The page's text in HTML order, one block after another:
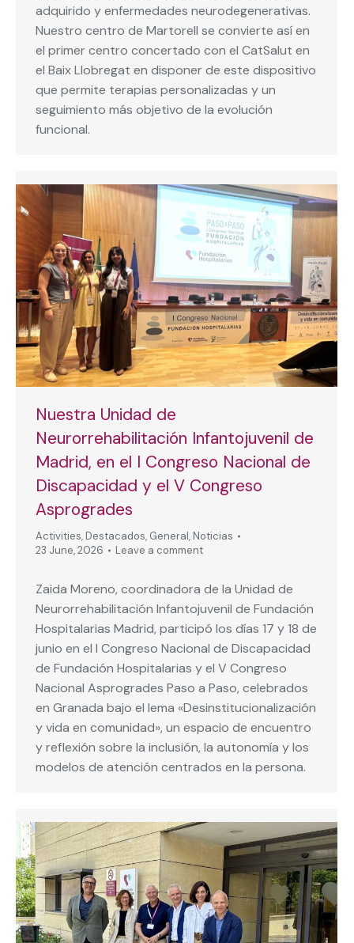
adquirido y enfermedades neurodegenerativas.
Nuestro centro de Martorell se convierte así en
el primer centro concertado con el CatSalut en
el Baix Llobregat en disponer de este dispositivo
que permite terapias personalizadas y un
seguimiento más objetivo de la evolución
funcional.
Nuestra Unidad de
Neurorrehabilitación Infantojuvenil de
Madrid, en el I Congreso Nacional de
Discapacidad y el V Congreso
Asprogrades
Activities, Destacados, General, Noticias
23 June, 2026
Leave a comment
Zaida Moreno, coordinadora de la Unidad de
Neurorrehabilitación Infantojuvenil de Fundación
Hospitalarias Madrid, participó los días 17 y 18 de
junio en el I Congreso Nacional de Discapacidad
de Fundación Hospitalarias y el V Congreso
Nacional Asprogrades Paso a Paso, celebrados
en Granada bajo el lema «Desinstitucionalización
y vida en comunidad», un espacio de encuentro
y reflexión sobre la inclusión, la autonomía y los
modelos de atención centrados en la persona.